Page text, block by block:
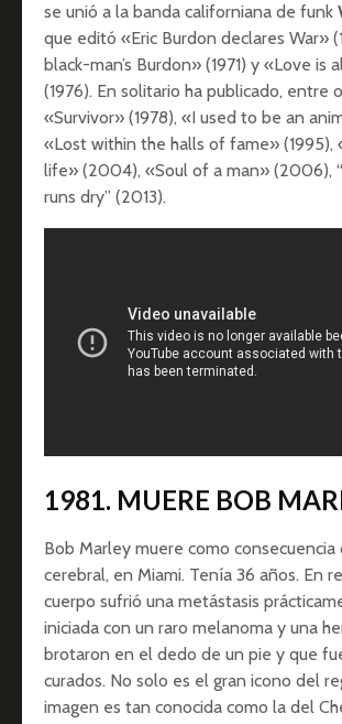
se unió a la banda californiana de funk
que editó «Eric Burdon declares War»
black-man’s Burdon» (1971) y «Love is
(1976). En solitario ha publicado, entre
«Survivor» (1978), «I used to be an
«Lost within the halls of fame» (1995),
life» (2004), «Soul of a man» (2006),
runs dry” (2013).
1981. MUERE BOB
Bob Marley muere como
cerebral, en Miami. Tenía 36 años. En
cuerpo sufrió una metástasis
iniciada con un raro melanoma y una
brotaron en el dedo de un pie y que
curados. No solo es el gran icono del
imagen es tan conocida como la del